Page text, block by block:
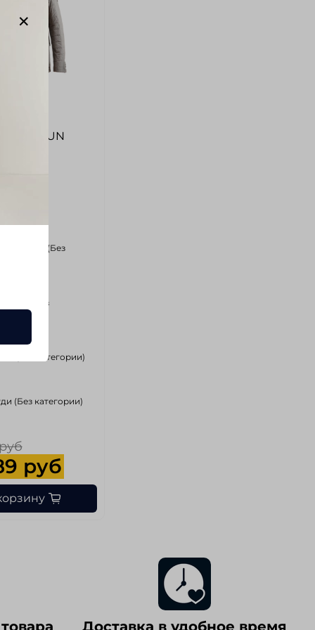
MABRUN
Серый
(Без
(Без
(Без категории)
(Без категории)
руб